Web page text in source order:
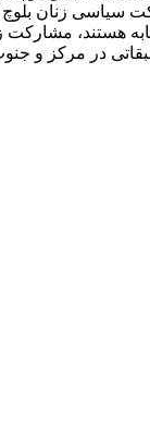
سیاسی زنان
هستند،
در مرکز و